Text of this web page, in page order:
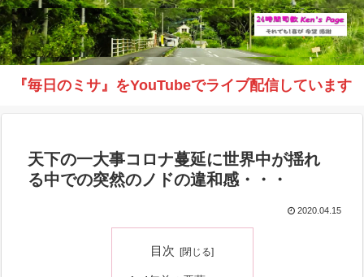
『毎日のミサ』をYouTubeでライブ配信しています
天下の一大事コロナ蔓延に世界中が揺れ
る中での突然のノドの違和感・・・
2020.04.15
目次